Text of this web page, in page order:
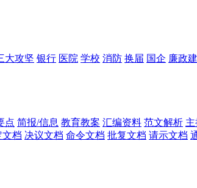
大攻坚 银行 医院 学校 消防 换届 国企 廉政
点 简报/信息 教育教案 汇编资料 范文解析
文档 决议文档 命令文档 批复文档 请示文档